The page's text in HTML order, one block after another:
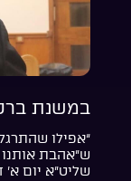
במשנת
“אפילו
ש”אהבת אותנו
שליט”א יום